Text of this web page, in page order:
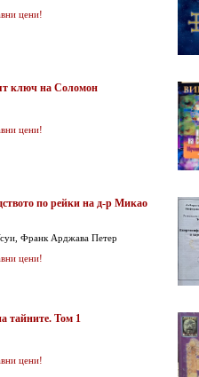
цени!
ключ на Соломон
цени!
по рейки на д-р Микао
Франк Арджава Петер
цени!
тайните. Том 1
цени!